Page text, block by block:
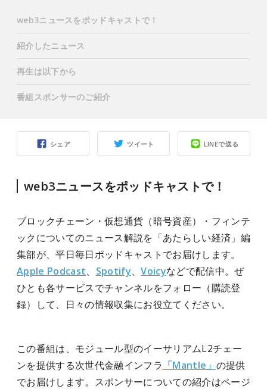
シェア ツイート LINEで送る
web3ニュースをポッドキャストで！
ブロックチェーン・仮想通貨（暗号資産）・フィンテ
ックについてのニュース解説を「あたらしい経済」編
集部が、平日毎日ポッドキャストでお届けします。
Apple Podcast、 Spotify、Voicyなどで配信中。ぜ
ひとも各サービスでチャンネルをフォロー（購読登
録）して、日々の情報収集にお役立てください。
この番組は、モジュール型のイーサリアムL2チェー
ンを提供する次世代金融インフラ 「Mantle」 の提供
でお届けします。スポンサーについての紹介はページ
web3ニュースをポッドキャストで！
紹介したニュース
再生は以下から
番組スポンサーのご紹介